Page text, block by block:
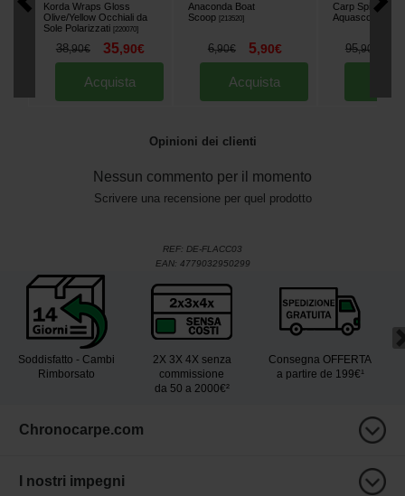
Korda Wraps Gloss
Olive/Yellow Occhiali da
Sole Polarizzati [220070]
38,90€ 35,90€
Acquista
Anaconda Boat
Scoop [213520]
6,90€ 5,90€
Acquista
Carp Spirit
Aquascope
95,90
Opinioni dei clienti
Nessun commento per il momento
Scrivere una recensione per quel prodotto
REF: DE-FLACC03
EAN: 4779032950299
Soddisfatto - Cambi
Rimborsato
2X 3X 4X senza
commissione
da 50 a 2000€²
Consegna OFFERTA
a partire de 199€¹
Chronocarpe.com
I nostri impegni